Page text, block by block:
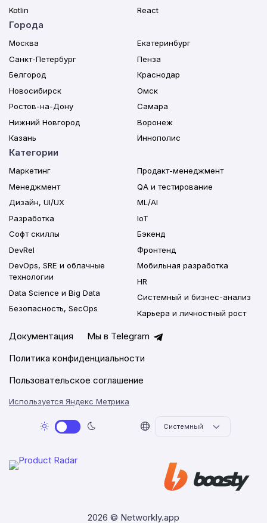
Kotlin
React
Города
Москва
Санкт-Петербург
Белгород
Новосибирск
Ростов-на-Дону
Нижний Новгород
Казань
Екатеринбург
Пенза
Краснодар
Омск
Самара
Воронеж
Иннополис
Категории
Маркетинг
Менеджмент
Дизайн, UI/UX
Разработка
Софт скиллы
DevRel
DevOps, SRE и облачные
технологии
Data Science и Big Data
Безопасность, SecOps
Продакт-менеджмент
QA и тестирование
ML/AI
IoT
Бэкенд
Фронтенд
Мобильная разработка
HR
Системный и бизнес-анализ
Карьера и личностный рост
Документация
Мы в Telegram
Политика конфиденциальности
Пользовательское соглашение
Используется Яндекс Метрика
2026 © Networkly.app